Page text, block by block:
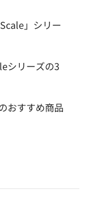
」シリー
シリーズの3
おすすめ商品